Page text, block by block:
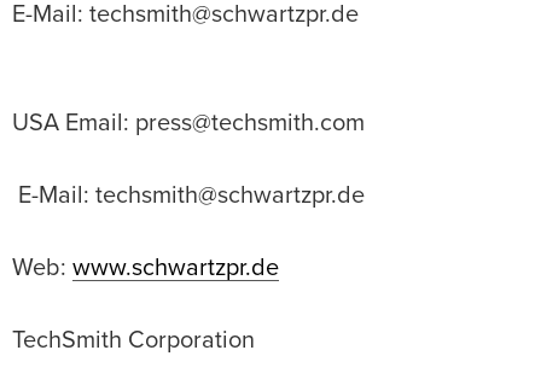
E-Mail: techsmith@schwartzpr.de
USA Email: press@techsmith.com
E-Mail: techsmith@schwartzpr.de
Web: www.schwartzpr.de
TechSmith Corporation